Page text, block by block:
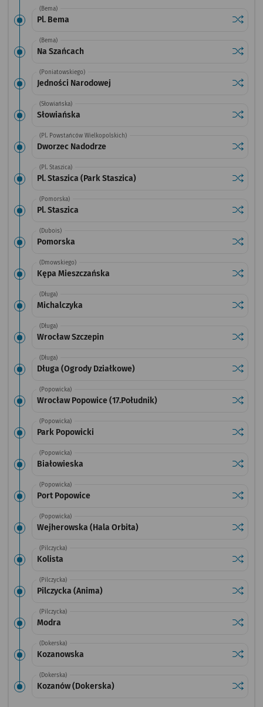
(Bema)
Pl. Bema
(Bema)
Na Szańcach
(Poniatowskiego)
Jedności Narodowej
(Słowiańska)
Słowiańska
(Pl. Powstańców Wielkopolskich)
Dworzec Nadodrze
(Pl. Staszica)
Pl. Staszica (Park Staszica)
(Pomorska)
Pl. Staszica
(Dubois)
Pomorska
(Dmowskiego)
Kępa Mieszczańska
(Długa)
Michalczyka
(Długa)
Wrocław Szczepin
(Długa)
Długa (Ogrody Działkowe)
(Popowicka)
Wrocław Popowice (17.Południk)
(Popowicka)
Park Popowicki
(Popowicka)
Białowieska
(Popowicka)
Port Popowice
(Popowicka)
Wejherowska (Hala Orbita)
(Pilczycka)
Kolista
(Pilczycka)
Pilczycka (Anima)
(Pilczycka)
Modra
(Dokerska)
Kozanowska
(Dokerska)
Kozanów (Dokerska)